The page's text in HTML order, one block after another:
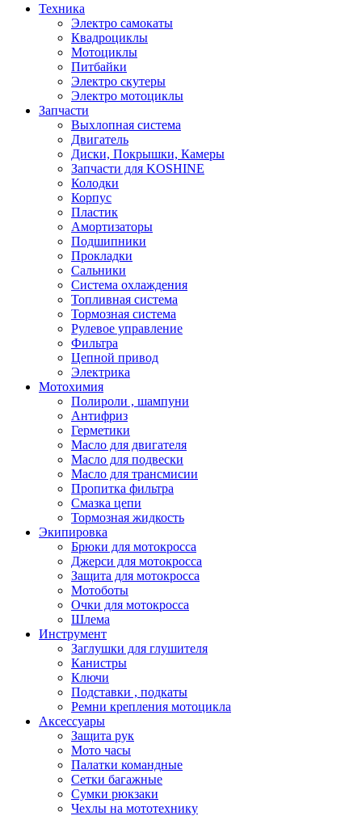
Техника
Электро самокаты
Квадроциклы
Мотоциклы
Питбайки
Электро скутеры
Электро мотоциклы
Запчасти
Выхлопная система
Двигатель
Диски, Покрышки, Камеры
Запчасти для KOSHINE
Колодки
Корпус
Пластик
Амортизаторы
Подшипники
Прокладки
Сальники
Система охлаждения
Топливная система
Тормозная система
Рулевое управление
Фильтра
Цепной привод
Электрика
Мотохимия
Полироли , шампуни
Антифриз
Герметики
Масло для двигателя
Масло для подвески
Масло для трансмисии
Пропитка фильтра
Смазка цепи
Тормозная жидкость
Экипировка
Брюки для мотокросса
Джерси для мотокросса
Защита для мотокросса
Мотоботы
Очки для мотокросса
Шлема
Инструмент
Заглушки для глушителя
Канистры
Ключи
Подставки , подкаты
Ремни крепления мотоцикла
Аксессуары
Защита рук
Мото часы
Палатки командные
Сетки багажные
Сумки рюкзаки
Чехлы на мототехнику